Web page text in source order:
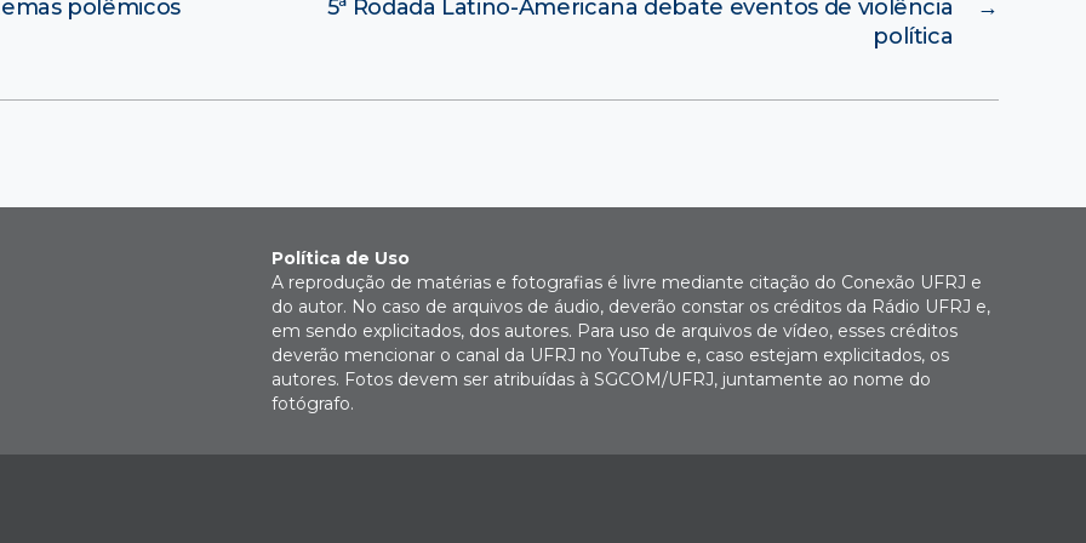
polêmicos →
5ª Rodada Latino-Americana debate eventos de violência
política
Política de Uso
A reprodução de matérias e fotografias é livre mediante citação do Conexão UFRJ e
do autor. No caso de arquivos de áudio, deverão constar os créditos da Rádio UFRJ e,
em sendo explicitados, dos autores. Para uso de arquivos de vídeo, esses créditos
deverão mencionar o canal da UFRJ no YouTube e, caso estejam explicitados, os
autores. Fotos devem ser atribuídas à SGCOM/UFRJ, juntamente ao nome do
fotógrafo.